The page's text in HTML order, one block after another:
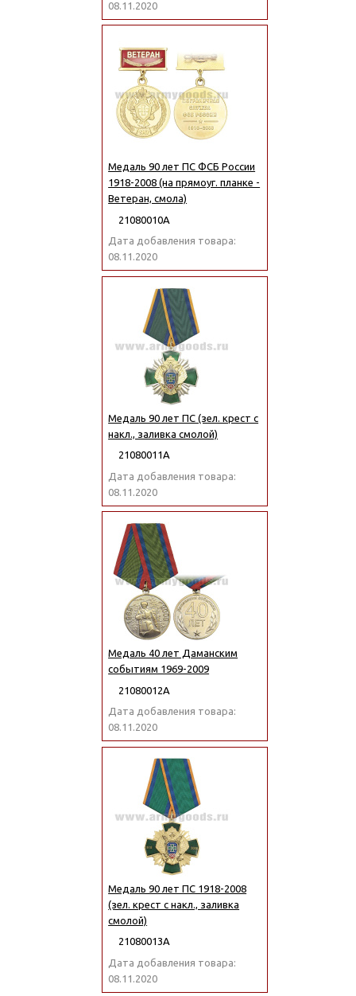
08.11.2020
Медаль 90 лет ПС ФСБ России
1918-2008 (на прямоуг. планке -
Ветеран, смола)
21080010А
Дата добавления товара:
08.11.2020
Медаль 90 лет ПС (зел. крест с
накл., заливка смолой)
21080011А
Дата добавления товара:
08.11.2020
Медаль 40 лет Даманским
событиям 1969-2009
21080012А
Дата добавления товара:
08.11.2020
Медаль 90 лет ПС 1918-2008
(зел. крест с накл., заливка
смолой)
21080013А
Дата добавления товара:
08.11.2020